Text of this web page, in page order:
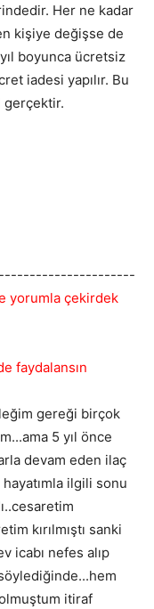
Her ne kadar
kişiye değişse de
boyunca ücretsiz
iadesi yapılır. Bu
yorumla çekirdek
faydalansın
gereği birçok
5 yıl önce
devam eden ilaç
ilgili sonu
kırılmıştı sanki
icabı nefes alıp
itiraf